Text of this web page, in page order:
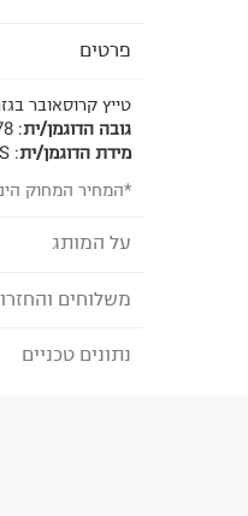
פרטים
טייץ קרוסאובר
גובה הדוגמן/ית:
מידת הדוגמן/ית:
S
*המחיר המחוק
על המותג
AERIE
משלוחים
לבחירת בשיטת
נתונים טכניים